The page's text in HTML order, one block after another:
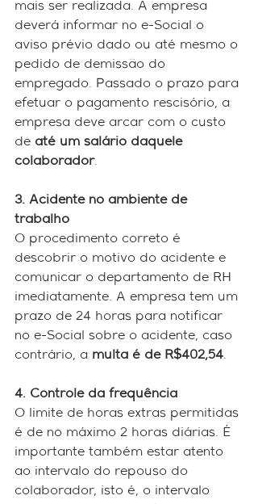
mais ser realizada. A empresa
deverá informar no e-Social o
aviso prévio dado ou até mesmo o
pedido de demissão do
empregado. Passado o prazo para
efetuar o pagamento rescisório, a
empresa deve arcar com o custo
de até um salário daquele
colaborador.
3. Acidente no ambiente de
trabalho
O procedimento correto é
descobrir o motivo do acidente e
comunicar o departamento de RH
imediatamente. A empresa tem um
prazo de 24 horas para notificar
no e-Social sobre o acidente, caso
contrário, a multa é de R$402,54.
4. Controle da frequência
O limite de horas extras permitidas
é de no máximo 2 horas diárias. É
importante também estar atento
ao intervalo do repouso do
colaborador, isto é, o intervalo